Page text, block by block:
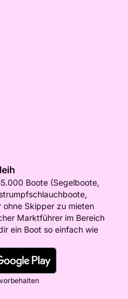
Boote (Segelboote,
Skipper zu mieten
Marktführer im Bereich
ein Boot so einfach wie